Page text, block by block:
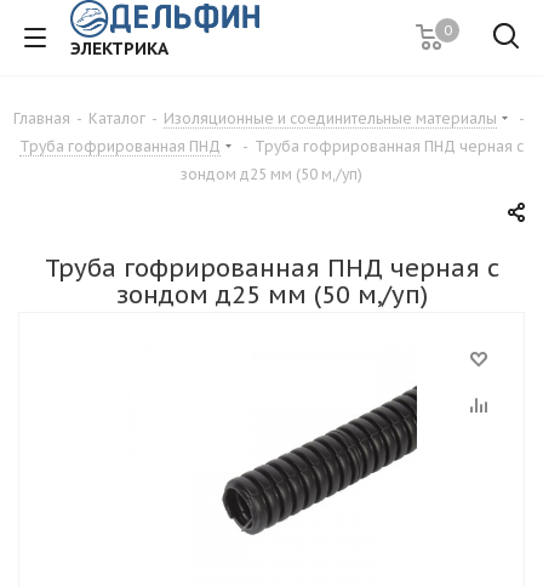
ЭЛЕКТРИКА
0
Главная - Каталог - Изоляционные и соединительные материалы
-
Труба гофрированная ПНД
- Труба гофрированная ПНД черная с
зондом д25 мм (50 м,/уп)
Труба гофрированная ПНД черная с
зондом д25 мм (50 м,/уп)